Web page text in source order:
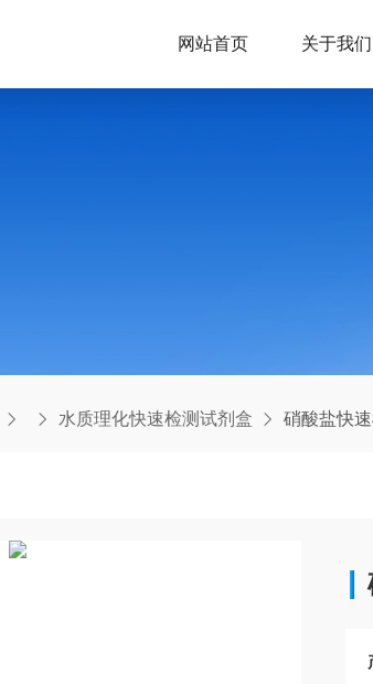
网站首页 关于我们
水质理化快速检测试剂盒 硝酸盐快